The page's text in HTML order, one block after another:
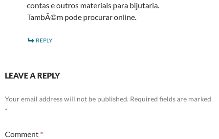
contas e outros materiais para bijutaria.
TambÃ©m pode procurar online.
REPLY
LEAVE A REPLY
Your email address will not be published. Required fields are marked
*
Comment *